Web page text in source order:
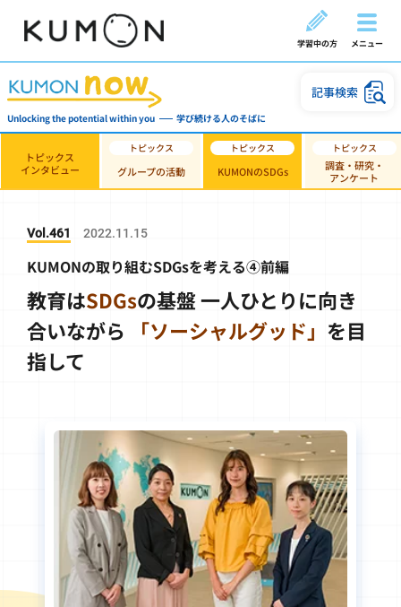
学習中の方 メニュー
Unlocking the potential within you 学び続ける人のそばに
記事検索
トピックス
インタビュー
グループの活動 KUMONのSDGs
調査・研究・
アンケート
Vol.461 2022.11.15
KUMONの取り組むSDGsを考える④前編
教育はSDGsの基盤一人ひとりに向き
合いながら
「ソーシャルグッド」 を目
指して